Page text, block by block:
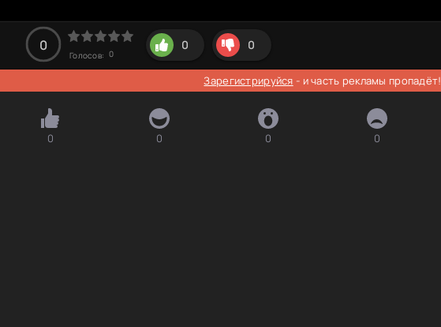
0
Голосов: 0
0 0
Зарегистрируйся - и часть рекламы пропадёт!
0 0 0 0